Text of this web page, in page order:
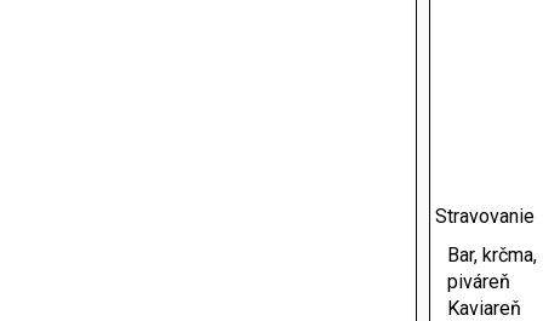
Stravovanie
Bar, krčma,
piváreň
Kaviareň